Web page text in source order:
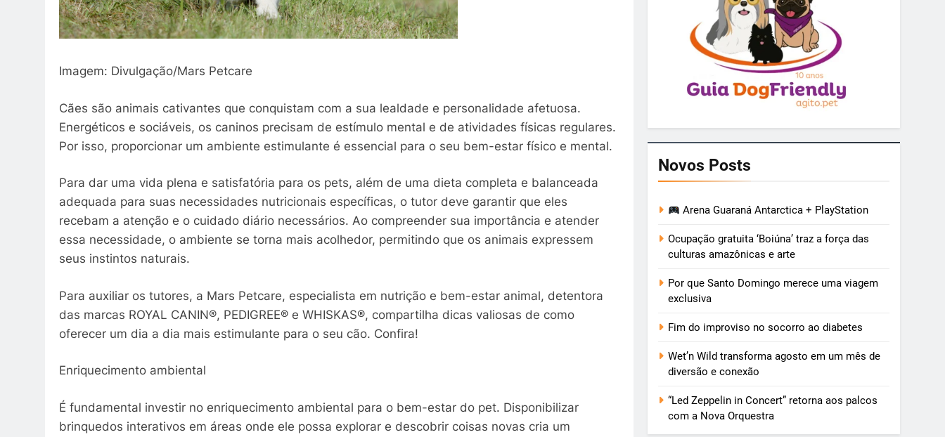
Imagem: Divulgação/Mars Petcare
Cães são animais cativantes que conquistam com a sua lealdade e personalidade afetuosa.
Energéticos e sociáveis, os caninos precisam de estímulo mental e de atividades físicas regulares.
Por isso, proporcionar um ambiente estimulante é essencial para o seu bem-estar físico e mental.
Para dar uma vida plena e satisfatória para os pets, além de uma dieta completa e balanceada
adequada para suas necessidades nutricionais específicas, o tutor deve garantir que eles
recebam a atenção e o cuidado diário necessários. Ao compreender sua importância e atender
essa necessidade, o ambiente se torna mais acolhedor, permitindo que os animais expressem
seus instintos naturais.
Para auxiliar os tutores, a Mars Petcare, especialista em nutrição e bem-estar animal, detentora
das marcas ROYAL CANIN®, PEDIGREE® e WHISKAS®, compartilha dicas valiosas de como
oferecer um dia a dia mais estimulante para o seu cão. Confira!
Enriquecimento ambiental
É fundamental investir no enriquecimento ambiental para o bem-estar do pet. Disponibilizar
brinquedos interativos em áreas onde ele possa explorar e descobrir coisas novas cria um
Novos Posts
Arena Guaraná Antarctica + PlayStation
Ocupação gratuita ‘Boiúna’ traz a força das
culturas amazônicas e arte
Por que Santo Domingo merece uma viagem
exclusiva
Fim do improviso no socorro ao diabetes
Wet’n Wild transforma agosto em um mês de
diversão e conexão
“Led Zeppelin in Concert” retorna aos palcos
com a Nova Orquestra